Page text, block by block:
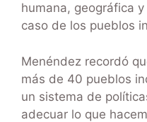
humana, geográfica
caso de los pueblos
Menéndez recordó
más de 40 pueblos
un sistema de
adecuar lo que